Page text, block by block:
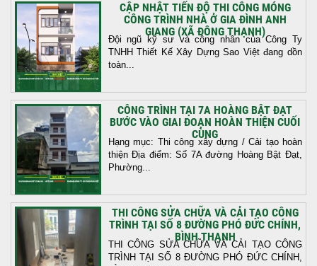
CẬP NHẬT TIẾN ĐỘ THI CÔNG MÓNG
CÔNG TRÌNH NHÀ Ở GIA ĐÌNH ANH
GIANG (XÃ ĐÔNG THẠNH)
Đội ngũ kỹ sư và công nhân của Công Ty
TNHH Thiết Kế Xây Dựng Sao Việt đang dồn
toàn...
CÔNG TRÌNH TẠI 7A HOÀNG BẬT ĐẠT
BƯỚC VÀO GIAI ĐOẠN HOÀN THIỆN CUỐI
CÙNG
Hạng mục: Thi công xây dựng / Cải tạo hoàn
thiện Địa điểm: Số 7A đường Hoàng Bật Đạt,
Phường...
THI CÔNG SỬA CHỮA VÀ CẢI TẠO CÔNG
TRÌNH TẠI SỐ 8 ĐƯỜNG PHÓ ĐỨC CHÍNH,
BÌNH THẠNH
THI CÔNG SỬA CHỮA VÀ CẢI TẠO CÔNG
TRÌNH TẠI SỐ 8 ĐƯỜNG PHÓ ĐỨC CHÍNH,